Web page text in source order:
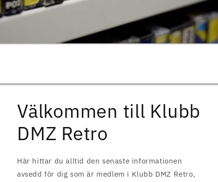
Välkommen till Klubb
DMZ Retro
Här hittar du alltid den senaste informationen
avsedd för dig som är medlem i Klubb DMZ Retro,